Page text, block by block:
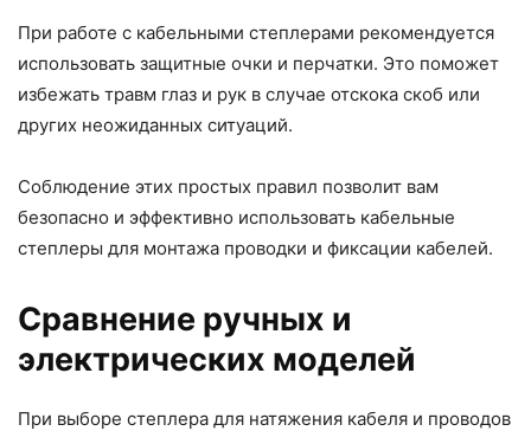
При работе с кабельными степлерами рекомендуется
использовать защитные очки и перчатки. Это поможет
избежать травм глаз и рук в случае отскока скоб или
других неожиданных ситуаций.
Соблюдение этих простых правил позволит вам
безопасно и эффективно использовать кабельные
степлеры для монтажа проводки и фиксации кабелей.
Сравнение ручных и
электрических моделей
При выборе степлера для натяжения кабеля и проводов